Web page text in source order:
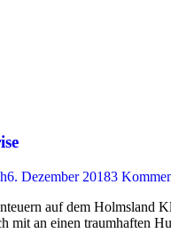
6. Dezember 20183
auf dem
mit an einen traumhaften